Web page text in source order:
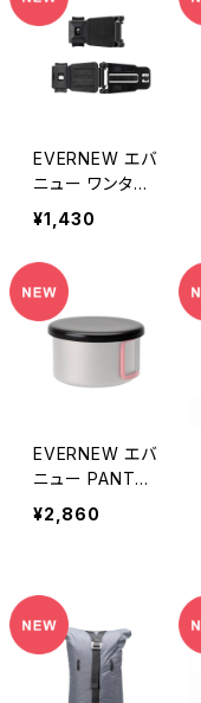
EVERNEW エバ
ニュー ワンタッ
チスルーロック2
¥1,430
EVERNEW エバ
ニュー PANTAP
AS superior 4
00
¥2,860